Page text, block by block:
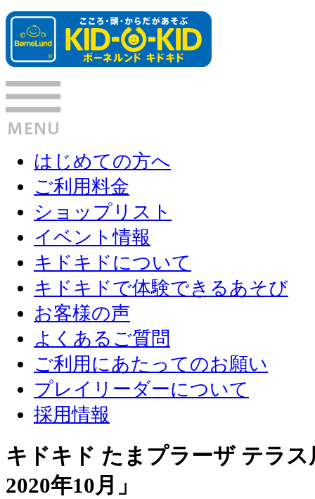
はじめての方へ
ご利用料金
ショップリスト
イベント情報
キドキドについて
キドキドで体験できるあそび
お客様の声
よくあるご質問
ご利用にあたってのお願い
プレイリーダーについて
採用情報
キドキド たまプラーザ テラ
2020年10月 」